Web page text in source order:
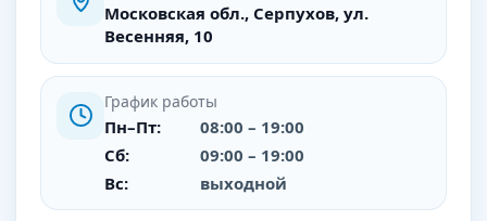
Московская обл., Серпухов, ул.
Весенняя, 10
График работы
Пн–Пт:
08:00 – 19:00
Сб:
09:00 – 19:00
Вс:
выходной